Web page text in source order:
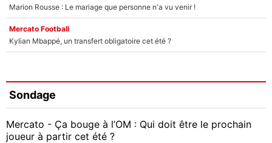
Marion Rousse : Le mariage que personne n'a vu venir !
Mercato Football
Kylian Mbappé, un transfert obligatoire cet été ?
Sondage
Mercato - Ça bouge à l’OM : Qui doit être le prochain
joueur à partir cet été ?